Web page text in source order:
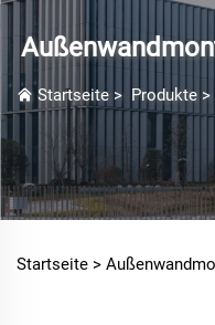
Startseite > Produkte >
Startseite >